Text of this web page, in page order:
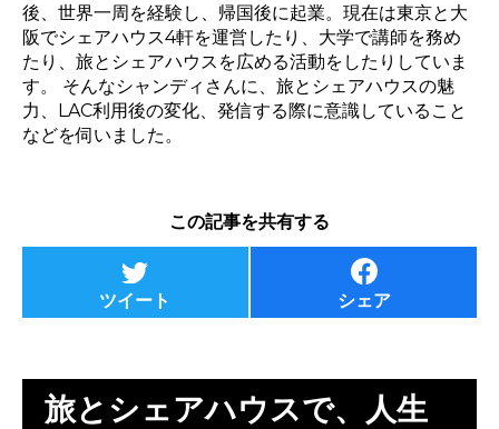
後、世界一周を経験し、帰国後に起業。現在は東京と大
阪でシェアハウス4軒を運営したり、大学で講師を務め
たり、旅とシェアハウスを広める活動をしたりしていま
す。 そんなシャンディさんに、旅とシェアハウスの魅
力、LAC利用後の変化、発信する際に意識していること
などを伺いました。
この記事を共有する
ツイート シェア
旅とシェアハウスで、人生